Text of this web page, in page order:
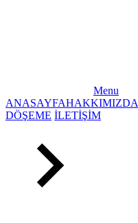
Menu
ANASAYFAHAKKIMIZDA
DÖŞEME İLETİŞİM